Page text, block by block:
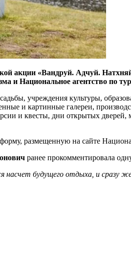
акции «Вандруй. Адчуй.
и Национальное агентство по
учреждения культуры,
и картинные галереи,
и квесты, дни открытых
размещенную на сайте
ранее прокомментировала
будущего отдыха, и сразу